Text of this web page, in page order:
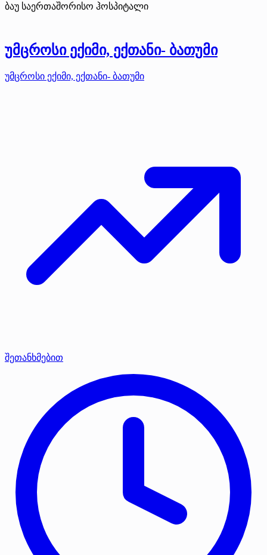
ბაუ საერთაშორისო ჰოსპიტალი
უმცროსი ექიმი, ექთანი- ბათუმი
უმცროსი ექიმი, ექთანი- ბათუმი
შეთანხმებით